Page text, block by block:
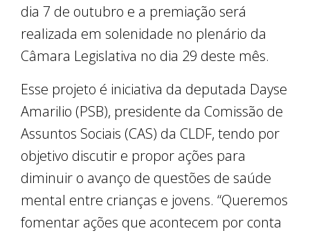
dia 7 de outubro e a premiação será
realizada em solenidade no plenário da
Câmara Legislativa no dia 29 deste mês.
Esse projeto é iniciativa da deputada Dayse
Amarilio (PSB), presidente da Comissão de
Assuntos Sociais (CAS) da CLDF, tendo por
objetivo discutir e propor ações para
diminuir o avanço de questões de saúde
mental entre crianças e jovens. “Queremos
fomentar ações que acontecem por conta